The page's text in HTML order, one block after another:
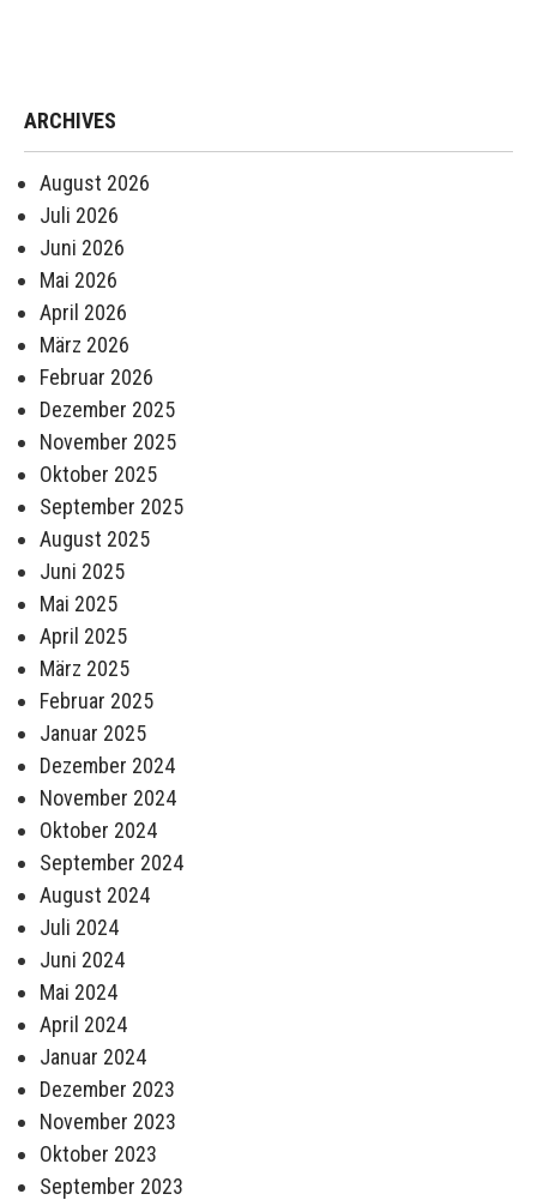
ARCHIVES
August 2026
Juli 2026
Juni 2026
Mai 2026
April 2026
März 2026
Februar 2026
Dezember 2025
November 2025
Oktober 2025
September 2025
August 2025
Juni 2025
Mai 2025
April 2025
März 2025
Februar 2025
Januar 2025
Dezember 2024
November 2024
Oktober 2024
September 2024
August 2024
Juli 2024
Juni 2024
Mai 2024
April 2024
Januar 2024
Dezember 2023
November 2023
Oktober 2023
September 2023